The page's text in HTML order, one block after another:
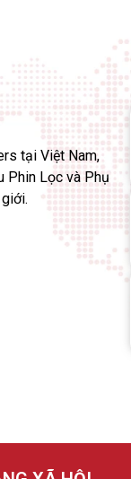
tại Việt Nam,
Phin Lọc và Phụ